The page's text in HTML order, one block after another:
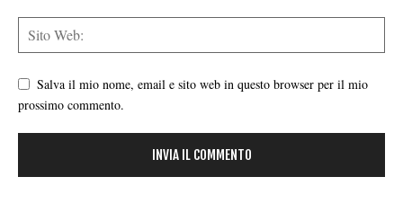
Salva il mio nome, email e sito web in questo browser per il mio
prossimo commento.